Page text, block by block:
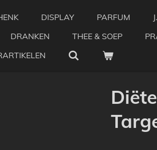
DISPLAY PARFUM
DRANKEN THEE & SOEP